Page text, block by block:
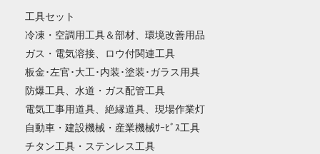
工具セット
冷凍・空調用工具＆部材、環境改善用品
ガス・電気溶接、ロウ付関連工具
板金･左官･大工･内装･塗装･ガラス用具
防爆工具、水道・ガス配管工具
電気工事用道具、絶縁道具、現場作業灯
自動車・建設機械・産業機械ｻｰﾋﾞｽ工具
チタン工具・ステンレス工具